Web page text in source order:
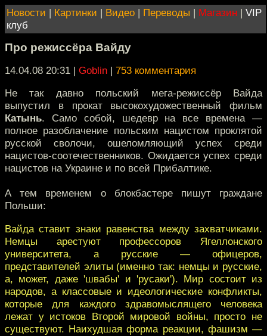
Новости | Картинки | Видео | Переводы | Магазин | VIP
клуб
Про режиссёра Вайду
14.04.08 20:31 | Goblin | 753 комментария
Не так давно польский мега-режиссёр Вайда
выпустил в прокат высокохудожественный фильм
Катынь. Само собой, шедевр на все времена —
полное разоблачение польским нацистом проклятой
русской сволочи, ошеломляющий успех среди
нацистов-соотечественников. Ожидается успех среди
нацистов на Украине и по всей Прибалтике.
А тем временем о блокбастере пишут граждане
Польши:
Вайда ставит знаки равенства между захватчиками.
Немцы арестуют профессоров Ягеллонского
университета, а русские — офицеров,
представителей элиты (именно так: немцы и русские,
а, может, даже 'швабы' и 'русаки'). Мир состоит из
народов, а классовые и идеологические конфликты,
которые для каждого здравомыслящего человека
лежат у истоков Второй мировой войны, просто не
существуют. Наихудшая форма реакции, фашизм —